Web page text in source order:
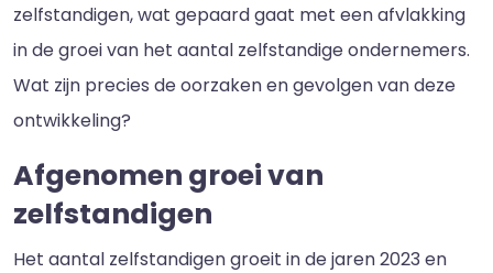
zelfstandigen, wat gepaard gaat met een afvlakking
in de groei van het aantal zelfstandige ondernemers.
Wat zijn precies de oorzaken en gevolgen van deze
ontwikkeling?
Afgenomen groei van
zelfstandigen
Het aantal zelfstandigen groeit in de jaren 2023 en